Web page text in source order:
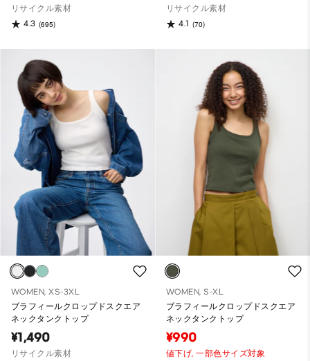
リサイクル素材
4.3 (695)
リサイクル素材
4.1 (70)
WOMEN, XS-3XL
ブラフィールクロップドスクエア
ネックタンクトップ
¥1,490
リサイクル素材
WOMEN, S-XL
ブラフィールクロップドスクエア
ネックタンクトップ
¥990
値下げ,一部色サイズ対象